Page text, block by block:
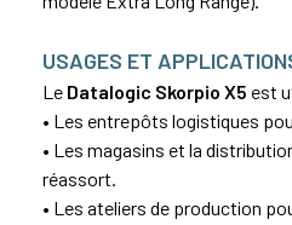
USAGES ET
Le Datalogic Skorpio X5 est
• Les entrepôts logistiques
• Les magasins et la
réassort.
• Les ateliers de production